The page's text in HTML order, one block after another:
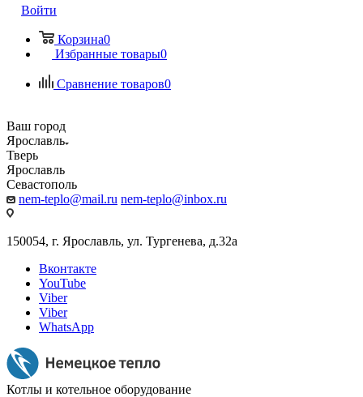
Войти
Корзина0
Избранные товары0
Сравнение товаров0
Ваш город
Ярославль
Тверь
Ярославль
Севастополь
nem-teplo@mail.ru nem-teplo@inbox.ru
150054, г. Ярославль, ул. Тургенева, д.32а
Вконтакте
YouTube
Viber
Viber
WhatsApp
Котлы и котельное оборудование